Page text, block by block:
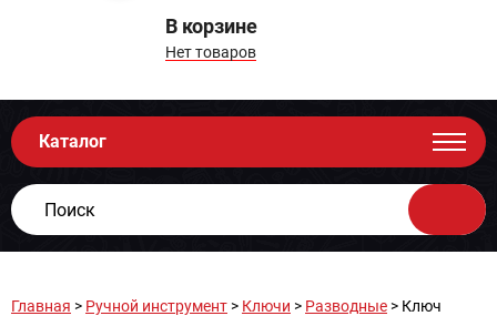
В корзине
Нет товаров
Каталог
Главная > Ручной инструмент > Ключи > Разводные > Ключ